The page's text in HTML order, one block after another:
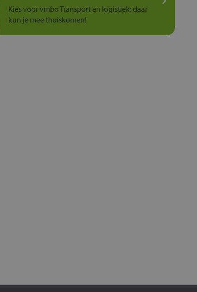
Kies voor vmbo Transport en logistiek: daar
kun je mee thuiskomen!